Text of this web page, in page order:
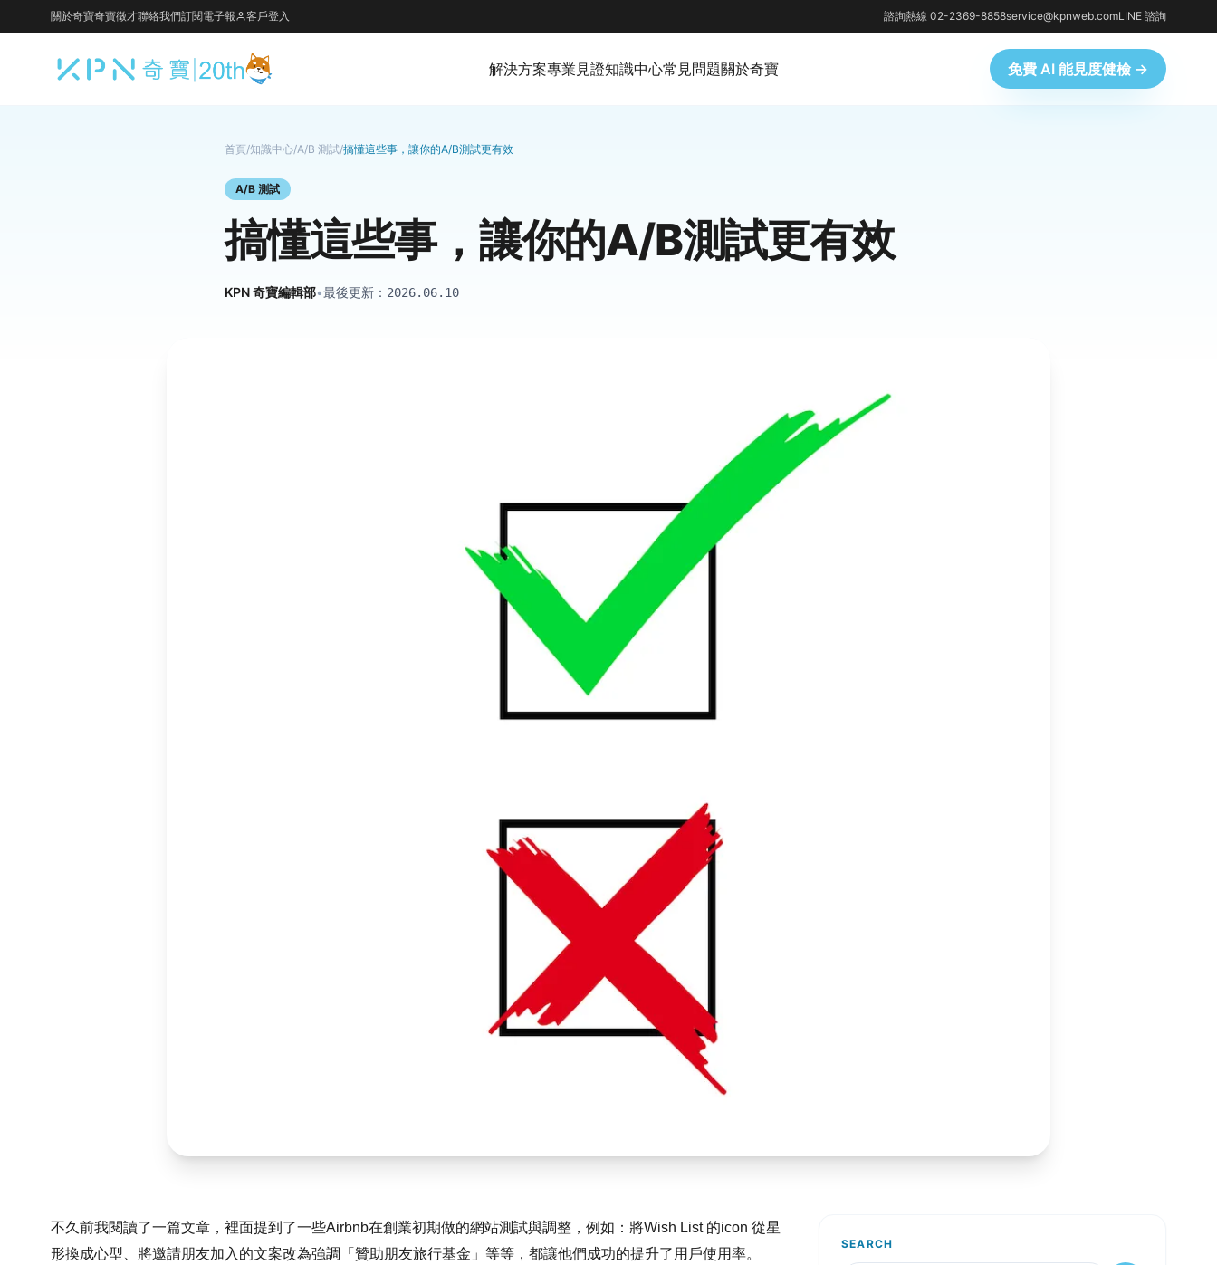
關於奇寶奇寶徵才聯絡我們訂閱電子報 客戶登入 諮詢熱線 02-2369-8858service@kpnweb.comLINE 諮詢
解決方案專業見證知識中心常見問題關於奇寶 免費 AI 能見度健檢 →
首頁/知識中心/A/B 測試/搞懂這些事，讓你的A/B測試更有效
A/B 測試
搞懂這些事，讓你的A/B測試更有效
KPN 奇寶編輯部•最後更新： 2026.06.10
不久前我閱讀了一篇文章，裡面提到了一些Airbnb在創業初期做的網站測試與調整，例如：將Wish List 的icon 從星
形換成心型、將邀請朋友加入的文案改為強調「贊助朋友旅行基金」等等，都讓他們成功的提升了用戶使用率。
SEARCH